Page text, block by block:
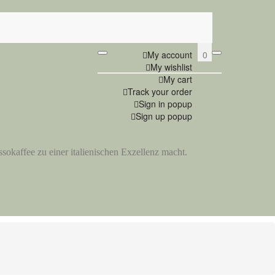
My account
My wishlist
My cart
Track your order
Sign in popup
Sign up popup
0
zu einer italienischen Exzellenz macht.